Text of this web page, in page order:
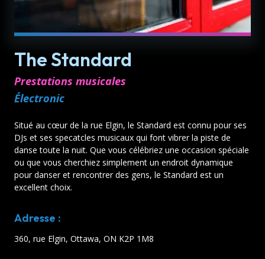
The Standard
Prestations musicales
Électronic
Situé au cœur de la rue Elgin, le Standard est connu pour ses
DJs et ses specatcles musicaux qui font vibrer la piste de
danse toute la nuit. Que vous célébriez une occasion spéciale
ou que vous cherchiez simplement un endroit dynamique
pour danser et rencontrer des gens, le Standard est un
excellent choix.
Adresse :
360, rue Elgin, Ottawa, ON K2P 1M8